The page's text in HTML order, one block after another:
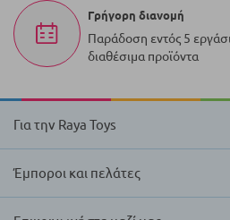
Γρήγορη διανομή
Παράδοση εντός 5
διαθέσιμα προϊόντα
Για την Raya Toys
Έμποροι και πελάτες